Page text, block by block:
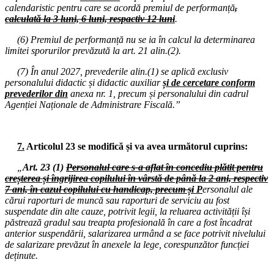
08.09.2025
Consiliul de administrație al I.S.J. Hunedoara
08.09.2025
Miting și marș de protest: Guvern - Președinția României
03.09.2025
Miting de protest în fața Guvernului României
01.09.2025
28.08.2025
Comisia Paritară de la nivelul I.S.J. Hunedoara
14.08.2025
Consiliul de administrație al I.S.J. Hunedoara
11.08.2025
Consiliul de administrație al I.S.J. Hunedoara
07.08.2025
Consiliul de administrație al I.S.J. Hunedoara
calendaristic pentru care se acordă premiul de performanță,
calculată la 3 luni, 6 luni, respactiv 12 luni.
(6) Premiul de performanță nu se ia în calcul la determinarea
limitei sporurilor prevăzută la art. 21 alin.(2).
(7) În anul 2027, prevederile alin.(1) se aplică exclusiv
personalului didactic și didactic auxiliarși de cercetare conform
prevederilor din anexa nr. 1, precum și personalului din cadrul
Agenției Naționale de Administrare Fiscală.”
7. Articolul 23 se modifică și va avea următorul cuprins:
Art. 23 (1) Personalul care s-a aflat în concediu plătit pentru
creșterea și îngrijirea copilului în vârstă de până la 2 ani, respectiv
7 ani, în cazul copilului cu handicap, precum și Personalul ale
cărui raporturi de muncă sau raporturi de serviciu au fost
suspendate din alte cauze, potrivit legii, la reluarea activității își
păstrează gradul sau treapta profesională în care a fost încadrat
anterior suspendării, salarizarea urmând a se face potrivit nivelului
de salarizare prevăzut în anexele la lege, corespunzător funcției
deținute.